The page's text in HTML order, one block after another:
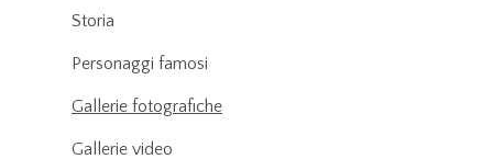
Storia
Personaggi famosi
Gallerie fotografiche
Gallerie video